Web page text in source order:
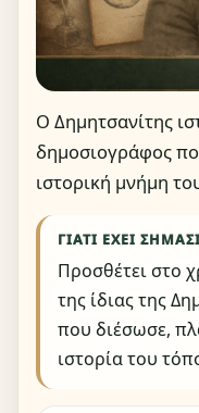
Ο Δημητσανίτης
δημοσιογράφος
ιστορική μνήμη
ΓΙΑΤΊ ΈΧΕΙ
Προσθέτει στο
της ίδιας της
που διέσωσε,
ιστορία του